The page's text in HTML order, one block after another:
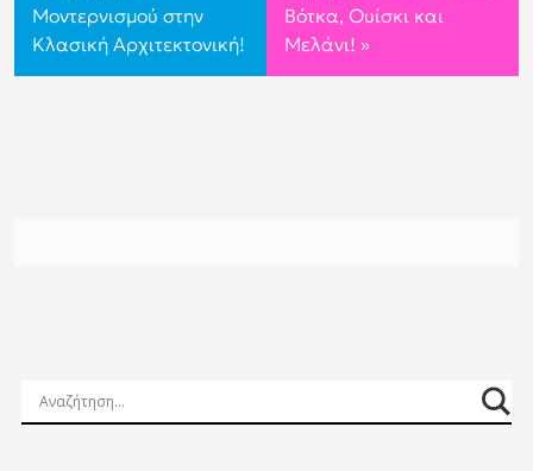
Μοντερνισμού στην
Κλασική Αρχιτεκτονική!
Βότκα, Ουίσκι και
Μελάνι! »